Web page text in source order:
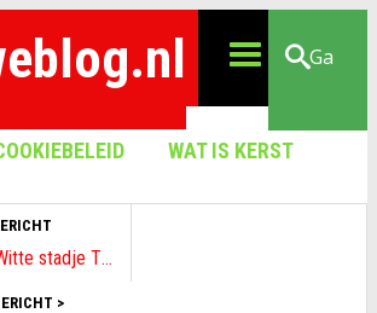
WAT IS KERST
Ga
Kerstmarkt in het Witte stadje Thorn 11 december 2011
>